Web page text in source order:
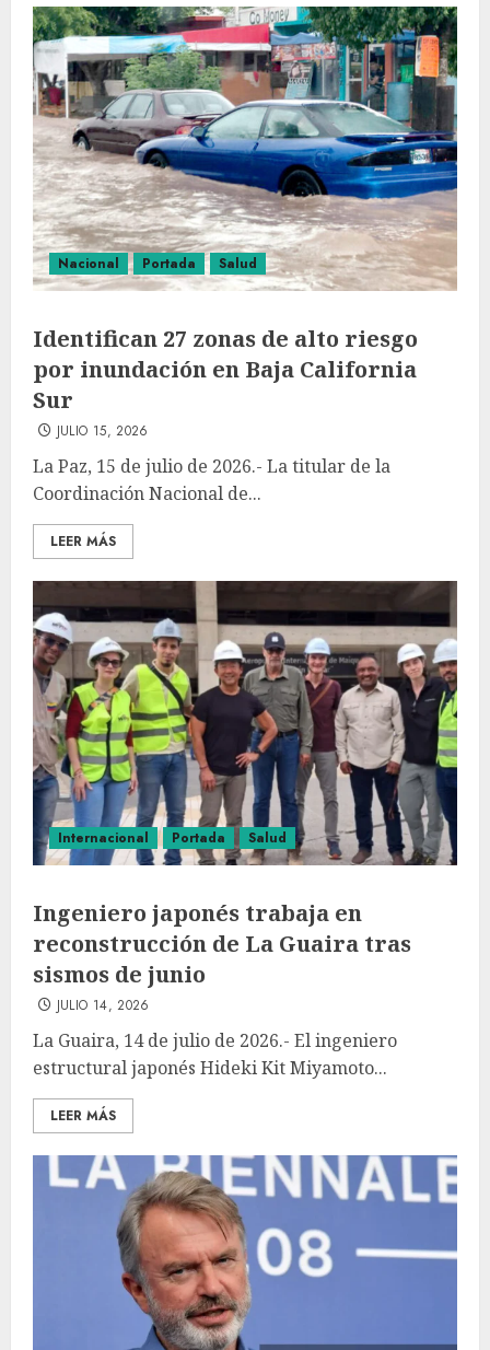
Nacional Portada Salud
Identifican 27 zonas de alto riesgo
por inundación en Baja California
Sur
JULIO 15, 2026
La Paz, 15 de julio de 2026.- La titular de la
Coordinación Nacional de...
LEER MÁS
Internacional Portada Salud
Ingeniero japonés trabaja en
reconstrucción de La Guaira tras
sismos de junio
JULIO 14, 2026
La Guaira, 14 de julio de 2026.- El ingeniero
estructural japonés Hideki Kit Miyamoto...
LEER MÁS